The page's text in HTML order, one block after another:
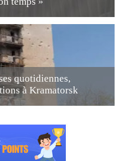
quotidiennes,
à Kramatorsk